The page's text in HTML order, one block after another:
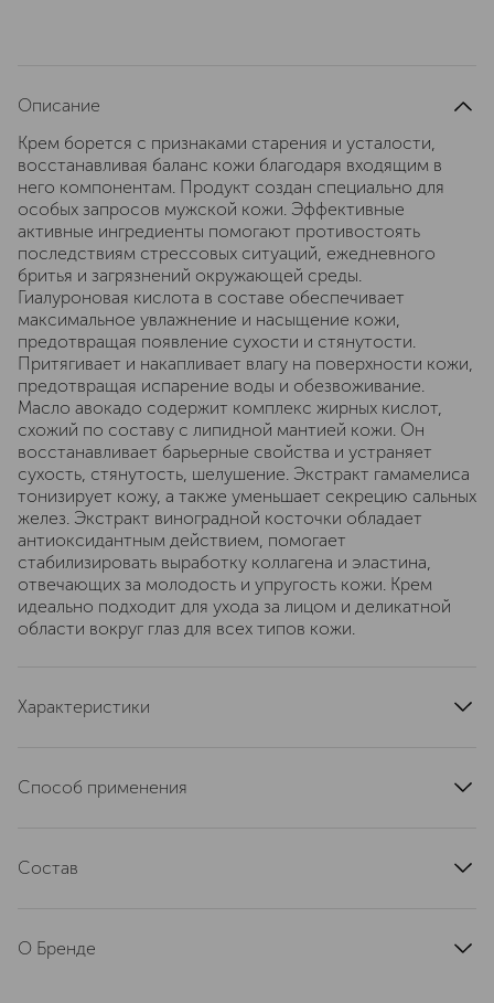
Описание
Крем борется с признаками старения и усталости,
восстанавливая баланс кожи благодаря входящим в
него компонентам. Продукт создан специально для
особых запросов мужской кожи. Эффективные
активные ингредиенты помогают противостоять
последствиям стрессовых ситуаций, ежедневного
бритья и загрязнений окружающей среды.
Гиалуроновая кислота в составе обеспечивает
максимальное увлажнение и насыщение кожи,
предотвращая появление сухости и стянутости.
Притягивает и накапливает влагу на поверхности кожи,
предотвращая испарение воды и обезвоживание.
Масло авокадо содержит комплекс жирных кислот,
схожий по составу с липидной мантией кожи. Он
восстанавливает барьерные свойства и устраняет
сухость, стянутость, шелушение. Экстракт гамамелиса
тонизирует кожу, а также уменьшает секрецию сальных
желез. Экстракт виноградной косточки обладает
антиоксидантным действием, помогает
стабилизировать выработку коллагена и эластина,
отвечающих за молодость и упругость кожи. Крем
идеально подходит для ухода за лицом и деликатной
области вокруг глаз для всех типов кожи.
Характеристики
тонизирование, повышение упругости,
тип продукта
крем
артикул
Способ применения
вокруг глаз, лица и шеи. При попадании в глаза
Состав
экстракты центеллы, гамамелиса и алоэ, витамин Е,
О Бренде